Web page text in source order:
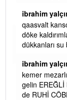
ibrahim
qaasvalt
döke
dükkanları su
ibrahim
kemer
gelin EREĞLİ
de RUHİ